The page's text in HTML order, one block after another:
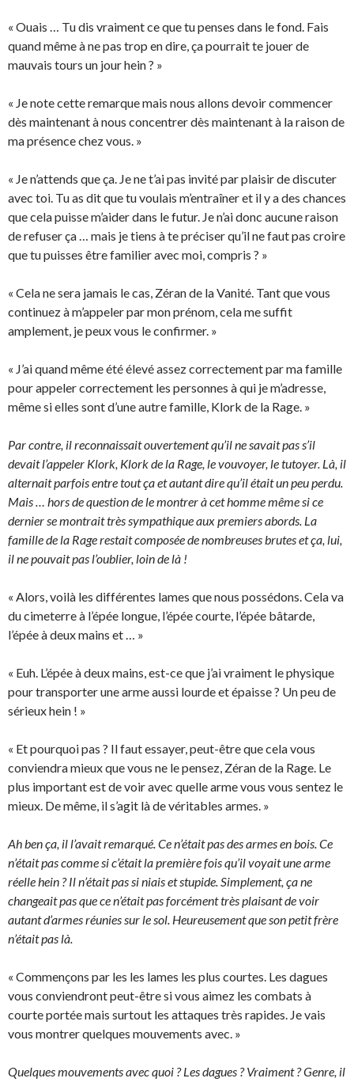
« Ouais … Tu dis vraiment ce que tu penses dans le fond. Fais
quand même à ne pas trop en dire, ça pourrait te jouer de
mauvais tours un jour hein ? »
« Je note cette remarque mais nous allons devoir commencer
dès maintenant à nous concentrer dès maintenant à la raison de
ma présence chez vous. »
« Je n’attends que ça. Je ne t’ai pas invité par plaisir de discuter
avec toi. Tu as dit que tu voulais m’entraîner et il y a des chances
que cela puisse m’aider dans le futur. Je n’ai donc aucune raison
de refuser ça … mais je tiens à te préciser qu’il ne faut pas croire
que tu puisses être familier avec moi, compris ? »
« Cela ne sera jamais le cas, Zéran de la Vanité. Tant que vous
continuez à m’appeler par mon prénom, cela me suffit
amplement, je peux vous le confirmer. »
« J’ai quand même été élevé assez correctement par ma famille
pour appeler correctement les personnes à qui je m’adresse,
même si elles sont d’une autre famille, Klork de la Rage. »
Par contre, il reconnaissait ouvertement qu’il ne savait pas s’il
devait l’appeler Klork, Klork de la Rage, le vouvoyer, le tutoyer. Là, il
alternait parfois entre tout ça et autant dire qu’il était un peu perdu.
Mais … hors de question de le montrer à cet homme même si ce
dernier se montrait très sympathique aux premiers abords. La
famille de la Rage restait composée de nombreuses brutes et ça, lui,
il ne pouvait pas l’oublier, loin de là !
« Alors, voilà les différentes lames que nous possédons. Cela va
du cimeterre à l’épée longue, l’épée courte, l’épée bâtarde,
l’épée à deux mains et … »
« Euh. L’épée à deux mains, est-ce que j’ai vraiment le physique
pour transporter une arme aussi lourde et épaisse ? Un peu de
sérieux hein ! »
« Et pourquoi pas ? Il faut essayer, peut-être que cela vous
conviendra mieux que vous ne le pensez, Zéran de la Rage. Le
plus important est de voir avec quelle arme vous vous sentez le
mieux. De même, il s’agit là de véritables armes. »
Ah ben ça, il l’avait remarqué. Ce n’était pas des armes en bois. Ce
n’était pas comme si c’était la première fois qu’il voyait une arme
réelle hein ? Il n’était pas si niais et stupide. Simplement, ça ne
changeait pas que ce n’était pas forcément très plaisant de voir
autant d’armes réunies sur le sol. Heureusement que son petit frère
n’était pas là.
« Commençons par les les lames les plus courtes. Les dagues
vous conviendront peut-être si vous aimez les combats à
courte portée mais surtout les attaques très rapides. Je vais
vous montrer quelques mouvements avec. »
Quelques mouvements avec quoi ? Les dagues ? Vraiment ? Genre, il